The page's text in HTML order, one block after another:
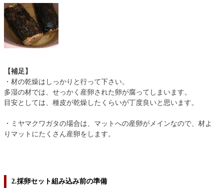
【補足】
・材の乾燥はしっかりと行って下さい。
多湿の材では、せっかく産卵された卵が腐ってしまいます。
目安としては、種皮が乾燥したくらいが丁度良いと思います。
・ミヤマクワガタの場合は、マットへの産卵がメインなので、材よ
りマットにたくさん産卵をします。
2.採卵セット組み込み前の準備